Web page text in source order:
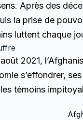
Après des
la prise de
luttent chaque
2021,
s’effondrer,
témoins